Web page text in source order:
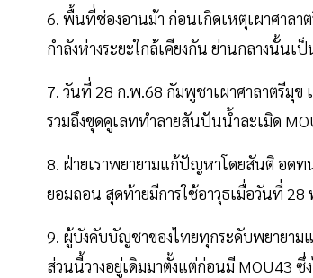
6. พื้นที่ช่องอานม้า ก่อนเกิดเหตุเผาศาลา
กำลังห่างระยะใกล้เคียงกัน ย่านกลางนั้
7. วันที่ 28 ก.พ.68 กัมพูชาเผาศาลาตรีมุ
รวมถึงขุดคูเลททำลายสันปันน้ำละเมิด
8. ฝ่ายเราพยายามแก้ปัญหาโดยสันติ อด
ยอมถอน สุดท้ายมีการใช้อาวุธเมื่อวันที่ 28
9. ผู้บังคับบัญชาของไทยทุกระดับพยายาม
ส่วนนี้วางอยู่เดิมมาตั้งแต่ก่อนมี MOU43